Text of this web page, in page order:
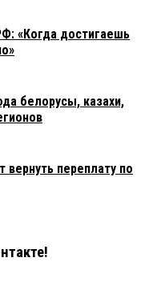
«Когда достигаешь
белорусы, казахи,
переплату по